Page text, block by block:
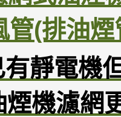
管(排油煙
有靜電機
煙機濾網